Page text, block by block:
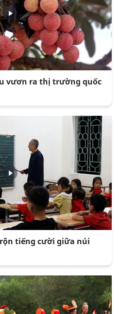
vươn ra thị trường quốc
tiếng cười giữa núi